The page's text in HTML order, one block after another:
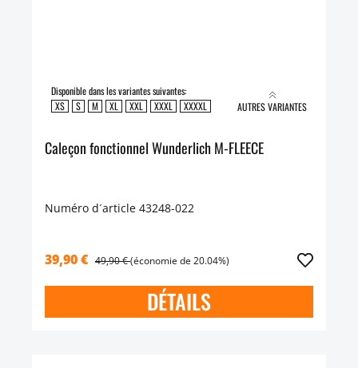
Disponible dans les variantes suivantes:
XS
S M XL XXL XXXL XXXXL AUTRES VARIANTES
Caleçon fonctionnel Wunderlich M-FLEECE
Numéro d´article 43248-022
39,90 € 49,90 €(économie de 20.04%)
DÉTAILS